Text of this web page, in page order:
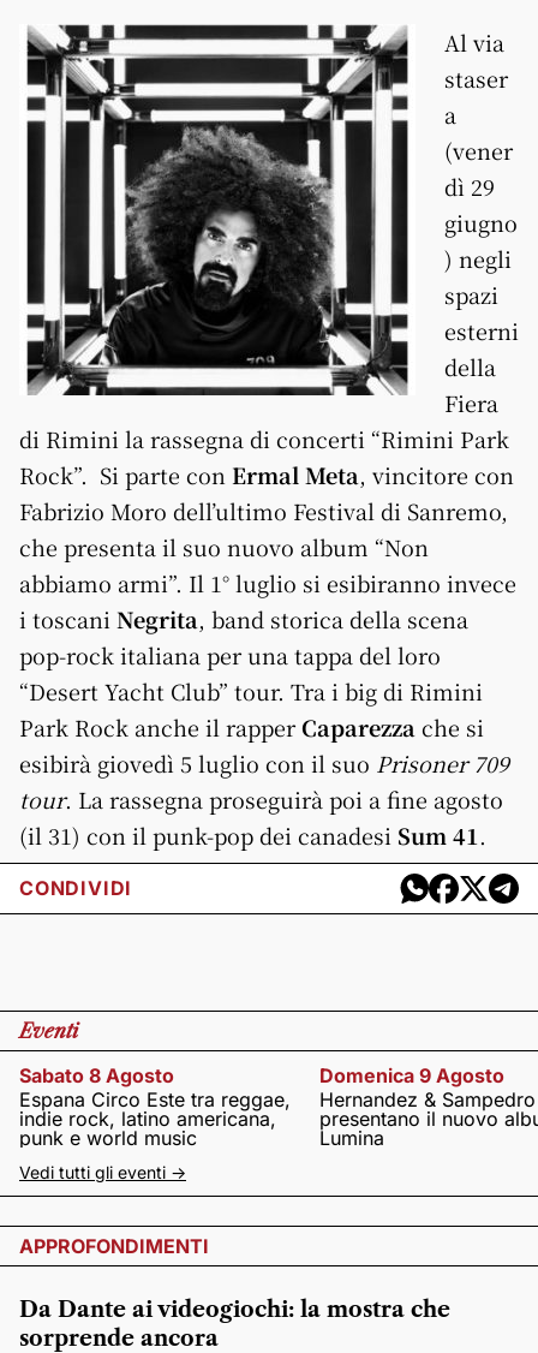
Al via
staser
a
(vener
dì 29
giugno
) negli
spazi
esterni
della
Fiera
di Rimini la rassegna di concerti “Rimini Park
Rock”. Si parte con Ermal Meta, vincitore con
Fabrizio Moro dell’ultimo Festival di Sanremo,
che presenta il suo nuovo album “Non
abbiamo armi”. Il 1° luglio si esibiranno invece
i toscani Negrita, band storica della scena
pop-rock italiana per una tappa del loro
“Desert Yacht Club” tour. Tra i big di Rimini
Park Rock anche il rapperCaparezza che si
esibirà giovedì 5 luglio con il suo Prisoner 709
tour. La rassegna proseguirà poi a fine agosto
(il 31) con il punk-pop dei canadesi Sum 41 .
CONDIVIDI
Eventi
Sabato 8 Agosto
Espana Circo Este tra reggae,
indie rock, latino americana,
punk e world music
Domenica 9 Agosto
Hernandez & Sampedro
presentano il nuovo
Lumina
Vedi tutti gli eventi ->
APPROFONDIMENTI
Da Dante ai videogiochi: la mostra che
sorprende ancora